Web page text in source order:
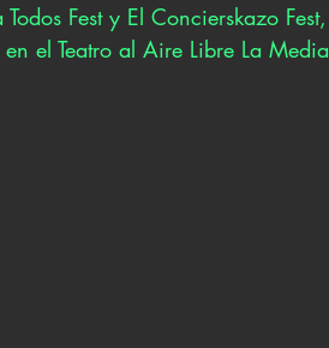
Fest y El Concierskazo Fest,
el Teatro al Aire Libre La Media